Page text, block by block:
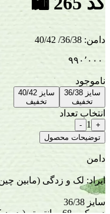
دامن:
36/38/ 40/42
ناموجود
سایز 36/38
تخفیف
سایز 40/42
تخفیف
انتخاب تعداد
+
1
-
توضیحات محصول